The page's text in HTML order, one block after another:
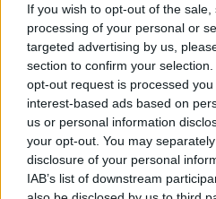
If you wish to opt-out of the
processing of your personal or
targeted advertising by us,
section to confirm your
opt-out request is processed
interest-based ads based on
us or personal information
your opt-out. You may
disclosure of your personal
IAB’s list of downstream